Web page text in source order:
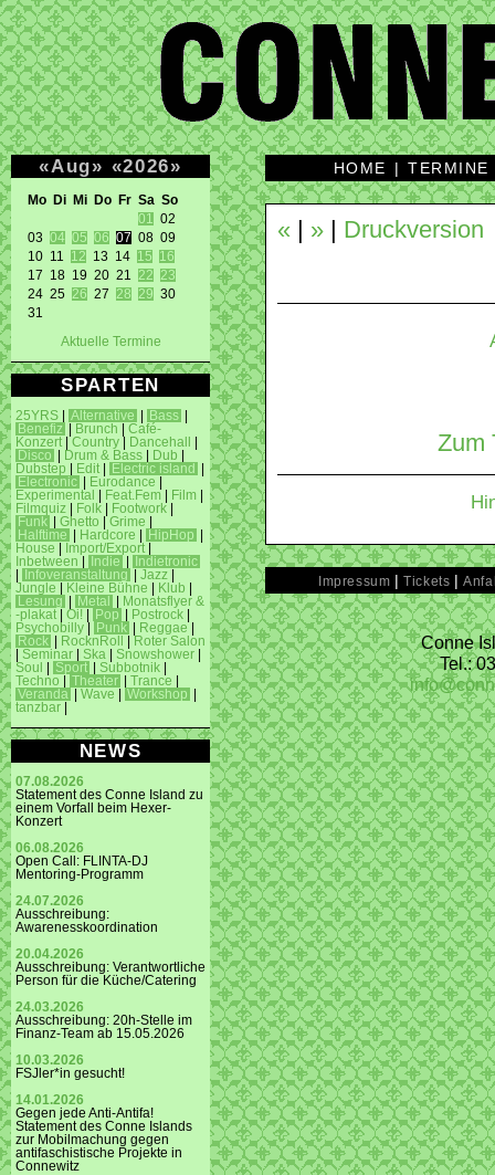
«Aug» «2026»
Mo Di Mi Do Fr Sa So
01
02
03 04 05 06 07 08 09
10 11 12 13 14 15
16
17 18 19 20 21 22
23
24 25 26 27 28 29 30
31
Aktuelle Termine
SPARTEN
25YRS Alternative Bass
Benefiz
Brunch
Café-
Konzert
Country Dancehall
Disco
Drum & Bass Dub
Dubstep
Edit Electric island
Electronic
Eurodance
Experimental
Feat.Fem Film
Filmquiz
Folk Footwork
Funk
Ghetto Grime
Halftime
Hardcore HipHop
House
Import/Export
Inbetween
Indie
Indietronic
Infoveranstaltung Jazz
Jungle
Kleine Bühne Klub
Lesung
Metal
Monatsflyer &
-plakat
Oi! Pop Postrock
Psychobilly
Punk Reggae
Rock
RocknRoll
Roter Salon
Seminar Ska Snowshower
Soul
Sport Subbotnik
Techno
Theater Trance
Veranda
Wave Workshop
tanzbar
NEWS
07.08.2026
Statement des Conne Island zu
einem Vorfall beim Hexer-
Konzert
06.08.2026
Open Call: FLINTA-DJ
Mentoring-Programm
24.07.2026
Ausschreibung:
Awarenesskoordination
20.04.2026
Ausschreibung: Verantwortliche
Person für die Küche/Catering
24.03.2026
Ausschreibung: 20h-Stelle im
Finanz-Team ab 15.05.2026
10.03.2026
FSJler*in gesucht!
14.01.2026
Gegen jede Anti-Antifa!
Statement des Conne Islands
zur Mobilmachung gegen
antifaschistische Projekte in
Connewitz
HOME |TERMINE
« » Druckversion
Zum
Impressum |Tickets |
Conne
Tel.: